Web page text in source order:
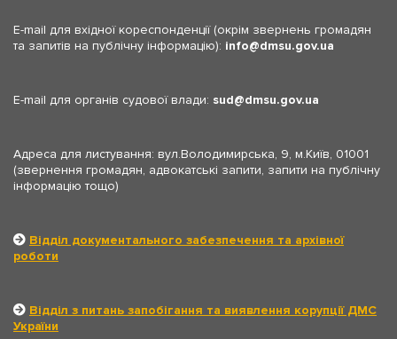
E-mail для вхідної кореспонденції (окрім звернень громадян
та запитів на публічну інформацію): info dmsu.gov.ua
E-mail для органів судової влади: sud dmsu.gov.ua
Адреса для листування: вул.Володимирська, 9, м.Київ, 01001
(звернення громадян, адвокатські запити, запити на публічну
інформацію тощо)
Відділ документального забезпечення та архівної
роботи
Відділ з питань запобігання та виявлення корупції ДМС
України